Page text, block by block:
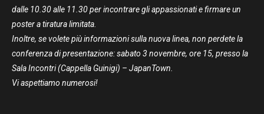
dalle 10.30 alle 11.30 per incontrare gli appassionati e firmare un
poster a tiratura limitata.
Inoltre, se volete più informazioni sulla nuova linea, non perdete la
conferenza di presentazione: sabato 3 novembre, ore 15, presso la
Sala Incontri (Cappella Guinigi) – JapanTown.
Vi aspettiamo numerosi!